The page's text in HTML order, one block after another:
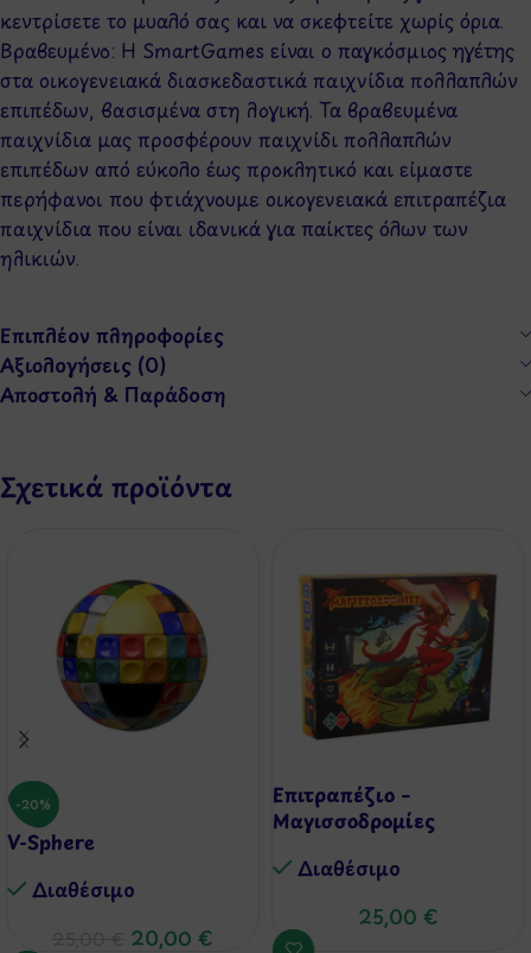
κεντρίσετε το μυαλό σας και να σκεφτείτε χωρίς όρια.
Βραβευμένο: Η SmartGames είναι ο παγκόσμιος ηγέτης
στα οικογενειακά διασκεδαστικά παιχνίδια πολλαπλών
επιπέδων, βασισμένα στη λογική. Τα βραβευμένα
παιχνίδια μας προσφέρουν παιχνίδι πολλαπλών
επιπέδων από εύκολο έως προκλητικό και είμαστε
περήφανοι που φτιάχνουμε οικογενειακά επιτραπέζια
παιχνίδια που είναι ιδανικά για παίκτες όλων των
ηλικιών.
Επιπλέον πληροφορίες
Αξιολογήσεις (0)
Αποστολή & Παράδοση
Σχετικά προϊόντα
-20%
V-Sphere
Διαθέσιμo
20,00 €
Επιτραπέζιο –
Μαγισσοδρομίες
Διαθέσιμo
25,00 €